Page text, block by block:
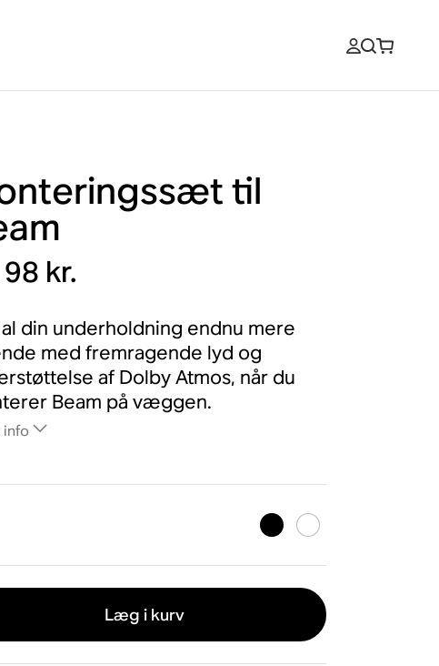
til
kr.
din underholdning endnu mere
med fremragende lyd og
af Dolby Atmos, når du
Beam på væggen.
info
Læg i kurv